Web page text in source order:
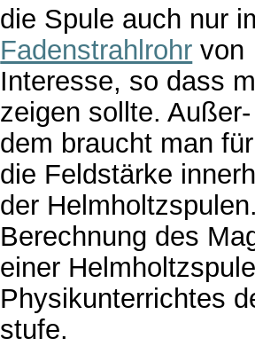
die Spule auch nur
Fadenstrahlrohr von
Interesse, so dass
zeigen sollte. Außer-
dem braucht man
die Feldstärke
der Helmholtzspulen
Berechnung des
einer
Physikunterrichtes
stufe.